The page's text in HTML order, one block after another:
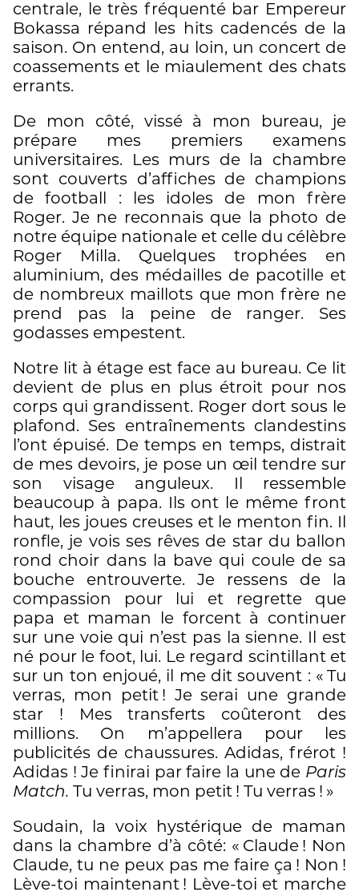
centrale, le très fréquenté bar Empereur
Bokassa répand les hits cadencés de la
saison. On entend, au loin, un concert de
coassements et le miaulement des chats
errants.
De mon côté, vissé à mon bureau, je
prépare mes premiers examens
universitaires. Les murs de la chambre
sont couverts d’affiches de champions
de football : les idoles de mon frère
Roger. Je ne reconnais que la photo de
notre équipe nationale et celle du célèbre
Roger Milla. Quelques trophées en
aluminium, des médailles de pacotille et
de nombreux maillots que mon frère ne
prend pas la peine de ranger. Ses
godasses empestent.
Notre lit à étage est face au bureau. Ce lit
devient de plus en plus étroit pour nos
corps qui grandissent. Roger dort sous le
plafond. Ses entraînements clandestins
l’ont épuisé. De temps en temps, distrait
de mes devoirs, je pose un œil tendre sur
son visage anguleux. Il ressemble
beaucoup à papa. Ils ont le même front
haut, les joues creuses et le menton fin. Il
ronfle, je vois ses rêves de star du ballon
rond choir dans la bave qui coule de sa
bouche entrouverte. Je ressens de la
compassion pour lui et regrette que
papa et maman le forcent à continuer
sur une voie qui n’est pas la sienne. Il est
né pour le foot, lui. Le regard scintillant et
sur un ton enjoué, il me dit souvent : « Tu
verras, mon petit ! Je serai une grande
star ! Mes transferts coûteront des
millions. On m’appellera pour les
publicités de chaussures. Adidas, frérot !
Adidas ! Je finirai par faire la une de Paris
Match. Tu verras, mon petit ! Tu verras ! »
Soudain, la voix hystérique de maman
dans la chambre d’à côté: « Claude ! Non
Claude, tu ne peux pas me faire ça ! Non !
Lève-toi maintenant ! Lève-toi et marche